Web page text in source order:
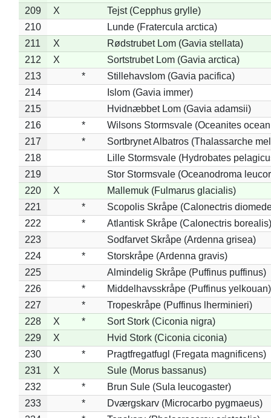
209
X
Tejst (Cepphus grylle)
210
Lunde (Fratercula arctica)
211
X
Rødstrubet Lom (Gavia stellata)
212
X
Sortstrubet Lom (Gavia arctica)
213
*
Stillehavslom (Gavia pacifica)
214
Islom (Gavia immer)
215
Hvidnæbbet Lom (Gavia adamsii)
216
*
Wilsons Stormsvale (Oceanites
217
*
Sortbrynet Albatros (Thalassarche
218
Lille Stormsvale (Hydrobates
219
Stor Stormsvale (Oceanodroma
220
X
Mallemuk (Fulmarus glacialis)
221
*
Scopolis Skråpe (Calonectris
222
*
Atlantisk Skråpe (Calonectris borealis)
223
Sodfarvet Skråpe (Ardenna grisea)
224
*
Storskråpe (Ardenna gravis)
225
Almindelig Skråpe (Puffinus puffinus)
226
*
Middelhavsskråpe (Puffinus yelkouan)
227
*
Tropeskråpe (Puffinus lherminieri)
228
X *
Sort Stork (Ciconia nigra)
229
X
Hvid Stork (Ciconia ciconia)
230
*
Pragtfregatfugl (Fregata magnificens)
231
X
Sule (Morus bassanus)
232
*
Brun Sule (Sula leucogaster)
233
*
Dværgskarv (Microcarbo pygmaeus)